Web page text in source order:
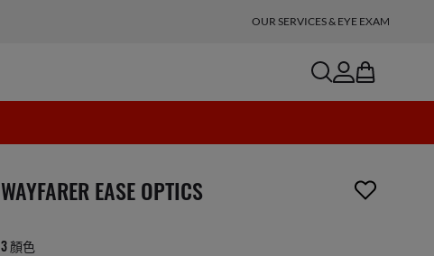
OUR SERVICES & EYE EXAM
searchaccount
bag
1 項商品已從您的願望清單移除
WAYFARER EASE OPTICS
3 顏色